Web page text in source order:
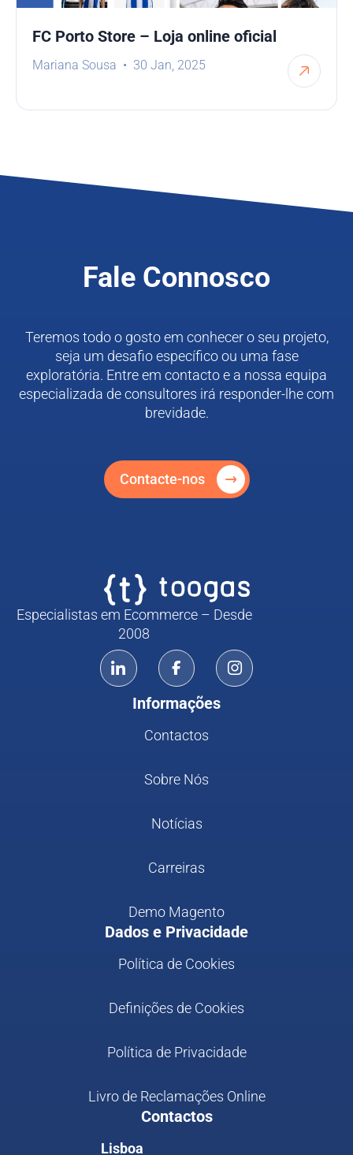
FC Porto Store – Loja online oficial
Mariana Sousa 30 Jan, 2025
Fale Connosco
Teremos todo o gosto em conhecer o seu projeto,
seja um desafio específico ou uma fase
exploratória. Entre em contacto e a nossa equipa
especializada de consultores irá responder-lhe com
brevidade.
Contacte-nos
Especialistas em Ecommerce – Desde
2008
Informações
Contactos
Sobre Nós
Notícias
Carreiras
Demo Magento
Dados e Privacidade
Política de Cookies
Definições de Cookies
Política de Privacidade
Livro de Reclamações Online
Contactos
Lisboa